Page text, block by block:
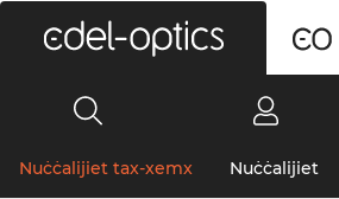
Nuċċalijiet tax-xemx Nuċċalijiet